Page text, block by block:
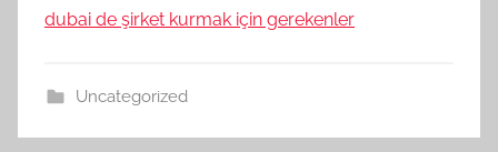
dubai de şirket kurmak için gerekenler
Uncategorized